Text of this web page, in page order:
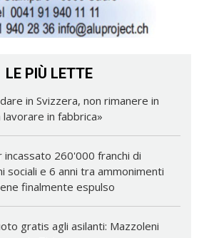
LE PIÙ LETTE
in Svizzera, non rimanere in
lavorare in fabbrica»
incassato 260'000 franchi di
sociali e 6 anni tra ammonimenti
finalmente espulso
gratis agli asilanti: Mazzoleni